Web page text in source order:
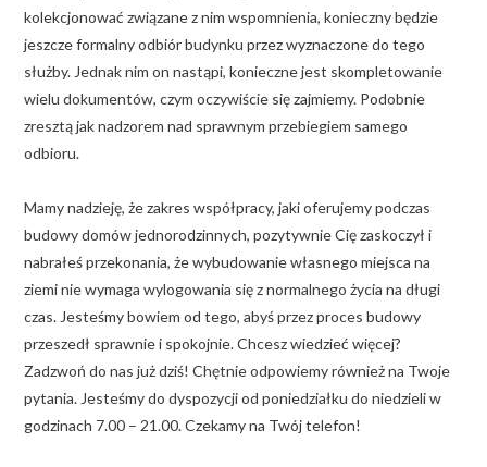
kolekcjonować związane z nim wspomnienia, konieczny będzie
jeszcze formalny odbiór budynku przez wyznaczone do tego
służby. Jednak nim on nastąpi, konieczne jest skompletowanie
wielu dokumentów, czym oczywiście się zajmiemy. Podobnie
zresztą jak nadzorem nad sprawnym przebiegiem samego
odbioru.
Mamy nadzieję, że zakres współpracy, jaki oferujemy podczas
budowy domów jednorodzinnych, pozytywnie Cię zaskoczył i
nabrałeś przekonania, że wybudowanie własnego miejsca na
ziemi nie wymaga wylogowania się z normalnego życia na długi
czas. Jesteśmy bowiem od tego, abyś przez proces budowy
przeszedł sprawnie i spokojnie. Chcesz wiedzieć więcej?
Zadzwoń do nas już dziś! Chętnie odpowiemy również na Twoje
pytania. Jesteśmy do dyspozycji od poniedziałku do niedzieli w
godzinach 7.00 – 21.00. Czekamy na Twój telefon!